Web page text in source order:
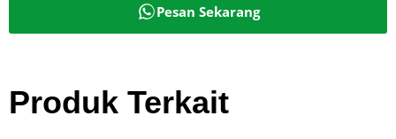
Pesan Sekarang
Produk Terkait